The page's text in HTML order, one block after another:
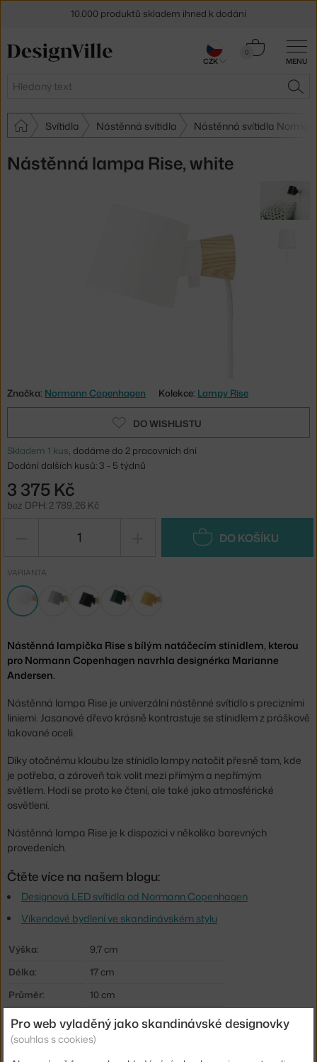
MENU
Hledat
0
Košík
Svítidla Nástěnná svítidla Nástěnná svítidla
Nástěnná lampa Rise, white
Značka: Normann Copenhagen Kolekce: Lampy Rise
DO WISHLISTU
Skladem 1 kus, dodáme do 2 pracovních dní
Dodání dalších kusů: 3 - 5 týdnů
3 375 Kč
bez DPH: 2 789,26 Kč
DO KOŠÍKU
VARIANTA
Nástěnná lampička Rise s bílým natáčecím stínidlem, kterou
pro Normann Copenhagen navrhla designérka Marianne
Andersen.
Nástěnná lampa Rise je univerzální nástěnné svítidlo s precizními
liniemi. Jasanové dřevo krásně kontrastuje se stínidlem z práškově
lakované oceli.
Díky otočnému kloubu lze stínidlo lampy natočit přesně tam, kde
je potřeba, a zároveň tak volit mezi přímým a nepřímým
světlem. Hodí se proto ke čtení, ale také jako atmosférické
osvětlení.
Nástěnná lampa Rise je k dispozici v několika barevných
provedeních.
Čtěte více na našem blogu:
Designová LED svítidla od Normann Copenhagen
Víkendové bydlení ve skandinávském stylu
Výška:
9,7 cm
Délka:
17 cm
Průměr:
10 cm
Barva:
bílá
Materiál:
jasanové dřevo, lakovaný kov
10.000 produktů skladem ihned k dodání
Sleva 5 % pro odběratele
CZK
Pro web vyladěný jako skandinávské designovky
(souhlas s cookies)